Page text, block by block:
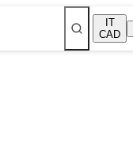
IT
CAD